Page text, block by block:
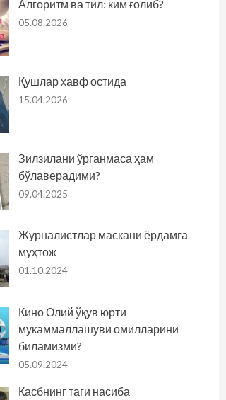
Алгоритм ва тил: ким ғолиб?
05.08.2026
Қушлар хавф остида
15.04.2026
Зилзилани ўрганмаса ҳам
бўлаверадими?
09.04.2025
Журналистлар маскани ёрдамга
муҳтож
01.10.2024
Кино Олий ўқув юрти
мукаммаллашуви омилларини
биламизми?
05.09.2024
Касбнинг таги насиба